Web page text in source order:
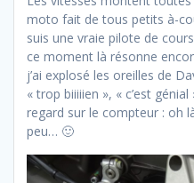
moto fait de tous petits à-
suis une vraie pilote de
ce moment là résonne
j’ai explosé les oreilles de
« trop biiiiien », « c’est
regard sur le compteur : oh
peu… 🙂